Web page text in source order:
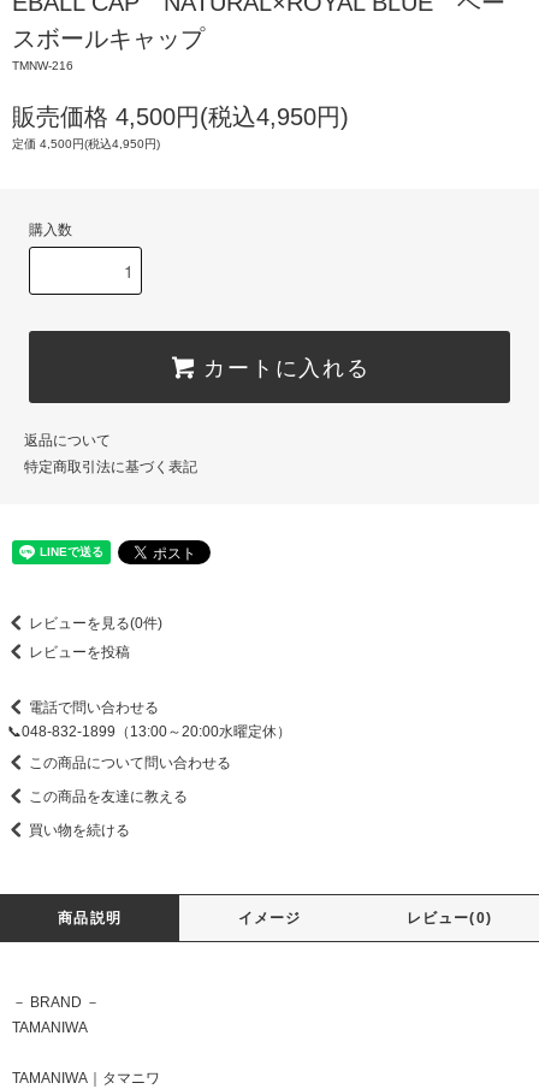
スボールキャップ
TMNW-216
販売価格 4,500円(税込4,950円)
定価 4,500円(税込4,950円)
購入数
カートに入れる
返品について
特定商取引法に基づく表記
レビューを見る(0件)
レビューを投稿
電話で問い合わせる
📞048-832-1899（13:00～20:00水曜定休）
この商品について問い合わせる
この商品を友達に教える
買い物を続ける
商品説明 イメージ レビュー(0)
－ BRAND －
TAMANIWA
TAMANIWA｜タマニワ